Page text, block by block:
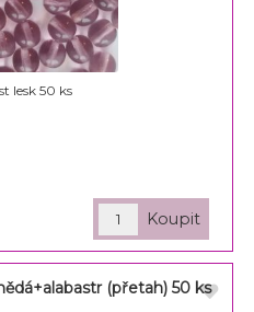
lesk 50 ks
(přetah) 50 ks